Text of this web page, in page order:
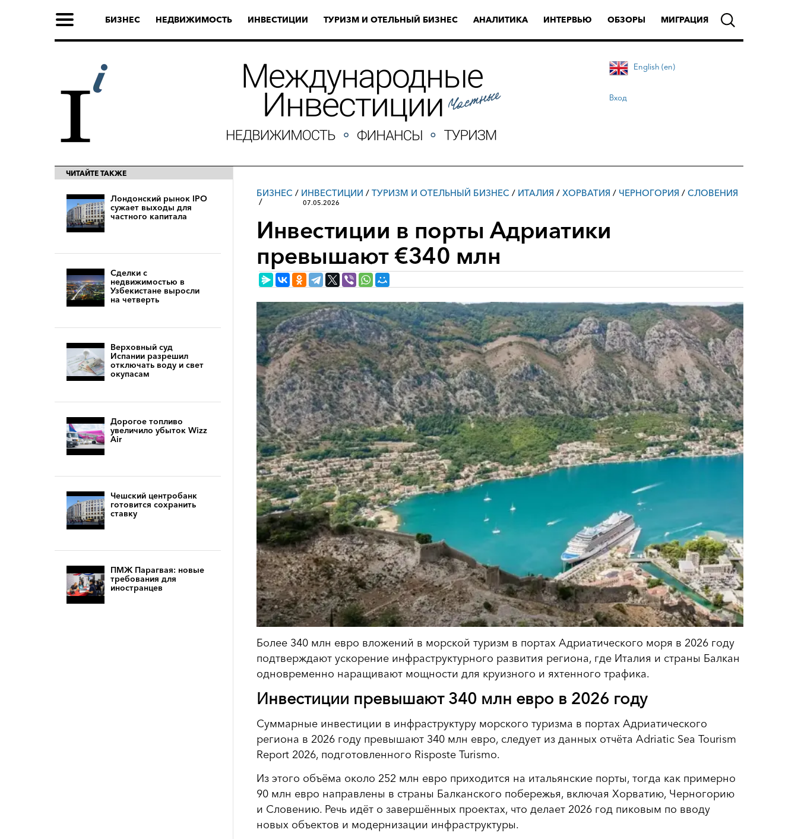
БИЗНЕС НЕДВИЖИМОСТЬ ИНВЕСТИЦИИ ТУРИЗМ И ОТЕЛЬНЫЙ БИЗНЕС АНАЛИТИКА ИНТЕРВЬЮ ОБЗОРЫ МИГРАЦИЯ
English (en)
Вход
ЧИТАЙТЕ ТАКЖЕ
Лондонский рынок IPO
сужает выходы для
частного капитала
Сделки с
недвижимостью в
Узбекистане выросли
на четверть
Верховный суд
Испании разрешил
отключать воду и свет
окупасам
Дорогое топливо
увеличило убыток Wizz
Air
Чешский центробанк
готовится сохранить
ставку
ПМЖ Парагвая: новые
требования для
иностранцев
БИЗНЕС / ИНВЕСТИЦИИ / ТУРИЗМ И ОТЕЛЬНЫЙ БИЗНЕС / ИТАЛИЯ / ХОРВАТИЯ / ЧЕРНОГОРИЯ / СЛОВЕНИЯ
07.05.2026
Инвестиции в порты Адриатики
превышают €340 млн
Более 340 млн евро вложений в морской туризм в портах Адриатического моря в 2026 году
подтверждают ускорение инфраструктурного развития региона, где Италия и страны Балкан
одновременно наращивают мощности для круизного и яхтенного трафика.
Инвестиции превышают 340 млн евро в 2026 году
Суммарные инвестиции в инфраструктуру морского туризма в портах Адриатического
региона в 2026 году превышают 340 млн евро, следует из данных отчёта Adriatic Sea Tourism
Report 2026, подготовленного Risposte Turismo.
Из этого объёма около 252 млн евро приходится на итальянские порты, тогда как примерно
90 млн евро направлены в страны Балканского побережья, включая Хорватию, Черногорию
и Словению. Речь идёт о завершённых проектах, что делает 2026 год пиковым по вводу
новых объектов и модернизации инфраструктуры.